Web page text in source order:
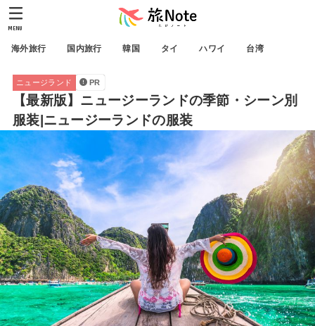
海外旅行 国内旅行 韓国 タイ ハワイ 台湾
MENU
ニュージランド PR
【最新版】ニュージーランドの季節・シーン別
服装|ニュージーランドの服装